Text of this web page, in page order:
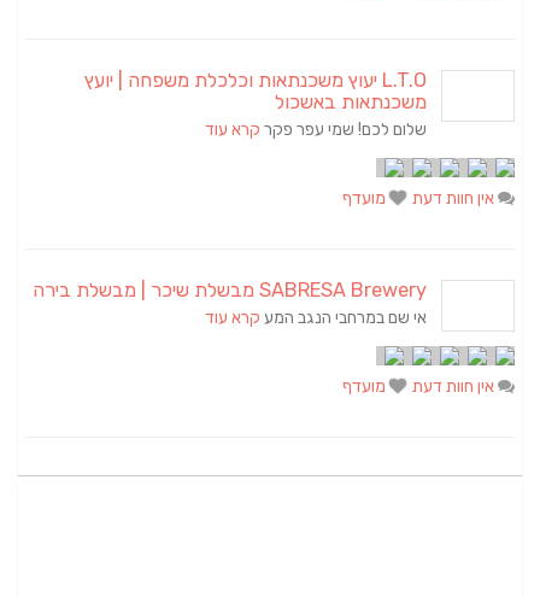
L.T.O יעוץ משכנתאות וכלכלת משפחה | יועץ
משכנתאות באשכול
שלום לכם! שמי עפר פקר קרא עוד
אין חוות דעת מועדף
SABRESA Brewery מבשלת שיכר | מבשלת בירה
אי שם במרחבי הנגב המע קרא עוד
אין חוות דעת מועדף